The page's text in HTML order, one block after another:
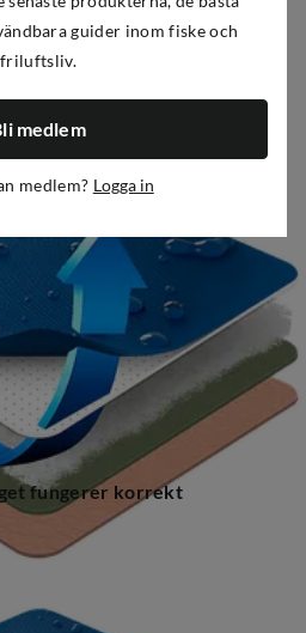
til vanntette plagg, fottøy
ved å vaske og impregnere
produktserie for
fungerer korrekt
guider inom fiske och
friluftsliv.
medlem
medlem? Logga in